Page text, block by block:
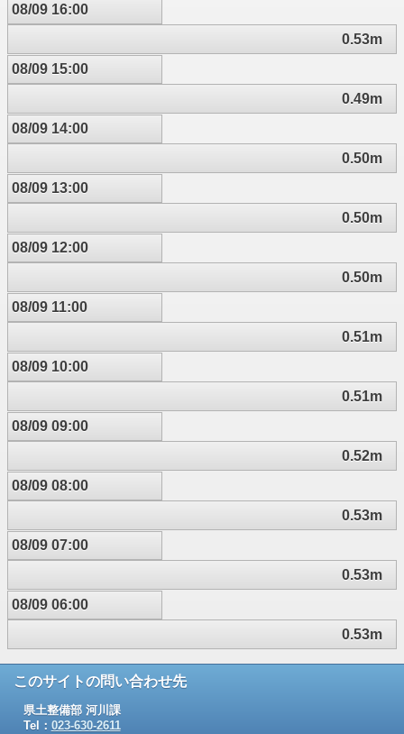
08/09 16:00
0.53m
08/09 15:00
0.49m
08/09 14:00
0.50m
08/09 13:00
0.50m
08/09 12:00
0.50m
08/09 11:00
0.51m
08/09 10:00
0.51m
08/09 09:00
0.52m
08/09 08:00
0.53m
08/09 07:00
0.53m
08/09 06:00
0.53m
このサイトの問い合わせ先
県土整備部 河川課
Tel： 023-630-2611